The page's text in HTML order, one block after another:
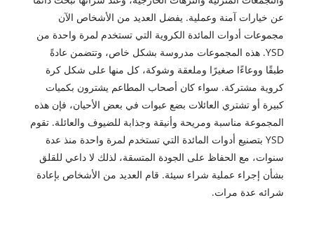
عن خيارات آمنة وعملية. يفضل العديد من الأشخاص الآن
مجموعات أدوات المائدة الكروية التي تستخدم لمرة واحدة من
YSD. هذه المجموعات مدروسة بشكل خاص، وتتضمن عادةً
طبقًا ووعاءًا صغيرًا وملعقة وشوكة، كل منها على شكل كرة
كروية مشتركة. سواء كان أصحاب المطاعم يشترون بكميات
كبيرة أو تشتري العائلات بضع عبوات في بعض الأحيان، فإن هذه
المجموعة مناسبة ومريحة وأنيقة وجذابة للضيوف والعائلة. تقوم
YSD بتصنيع أدوات المائدة التي تستخدم لمرة واحدة منذ عدة
سنوات، مع الحفاظ على الجودة المتسقة، لذلك لا داعي للقلق
بشأن إجراء عملية شراء سيئة. قام العديد من الأشخاص بإعادة
شرائه عدة مرات.